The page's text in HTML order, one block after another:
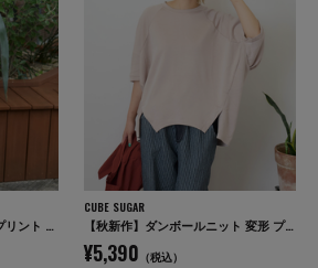
【秋新作】21/-OE天竺 ロゴプリント ジャストサイズ Tシャツ
CUBE SUGAR
【秋新作】ダンボールニット 変形 プルオーバー
¥5,390 （税込）